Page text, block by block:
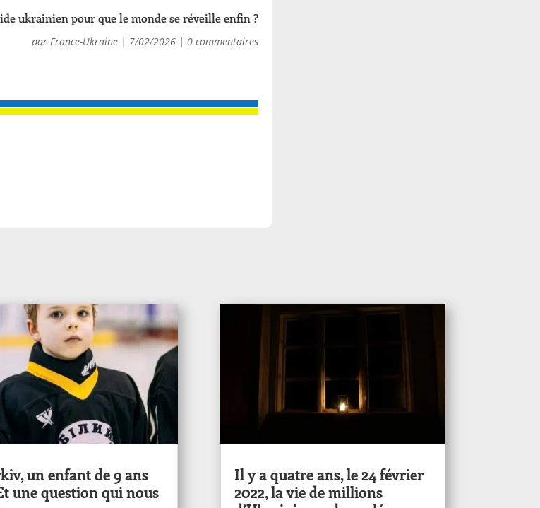
ukrainien pour que le monde se réveille enfin ?
parFrance-Ukraine | 7/02/2026 |0 commentaires
un enfant de 9 ans
une question qui nous
Il y a quatre ans, le 24 février
2022, la vie de millions